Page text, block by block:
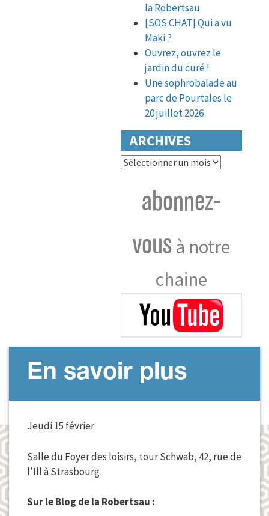
la Robertsau
[SOS CHAT] Qui a vu
Maki ?
Ouvrez, ouvrez le
jardin du curé !
Une sophrobalade au
parc de Pourtales le
20 juillet 2026
ARCHIVES
Archives
abonnez-
vous à notre
chaine
En savoir plus
Jeudi 15 février
Salle du Foyer des loisirs, tour Schwab, 42, rue de
l’Ill à Strasbourg
Sur le Blog de la Robertsau :